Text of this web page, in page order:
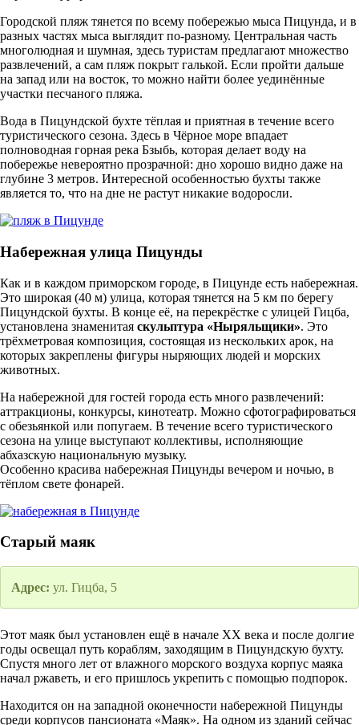
Городской пляж тянется по всему побережью мыса Пицунда, и в
разных частях мыса выглядит по-разному. Центральная часть
многолюдная и шумная, здесь туристам предлагают множество
развлечений, а сам пляж покрыт галькой. Если пройти дальше
на запад или на восток, то можно найти более уединённые
участки песчаного пляжа.
Вода в Пицундской бухте тёплая и приятная в течение всего
туристического сезона. Здесь в Чёрное море впадает
полноводная горная река Бзыбь, которая делает воду на
побережье невероятно прозрачной: дно хорошо видно даже на
глубине 3 метров. Интересной особенностью бухты также
является то, что на дне не растут никакие водоросли.
Набережная улица Пицунды
Как и в каждом приморском городе, в Пицунде есть набережная.
Это широкая (40 м) улица, которая тянется на 5 км по берегу
Пицундской бухты. В конце её, на перекрёстке с улицей Гицба,
установлена знаменитая скульптура «Ныряльщики». Это
трёхметровая композиция, состоящая из нескольких арок, на
которых закреплены фигуры ныряющих людей и морских
животных.
На набережной для гостей города есть много развлечений:
аттракционы, конкурсы, кинотеатр. Можно сфотографироваться
с обезьянкой или попугаем. В течение всего туристического
сезона на улице выступают коллективы, исполняющие
абхазскую национальную музыку.
Особенно красива набережная Пицунды вечером и ночью, в
тёплом свете фонарей.
Старый маяк
Адрес: ул. Гицба, 5
Этот маяк был установлен ещё в начале XX века и после долгие
годы освещал путь кораблям, заходящим в Пицундскую бухту.
Спустя много лет от влажного морского воздуха корпус маяка
начал ржаветь, и его пришлось укрепить с помощью подпорок.
Находится он на западной оконечности набережной Пицунды
среди корпусов пансионата «Маяк». На одном из зданий сейчас